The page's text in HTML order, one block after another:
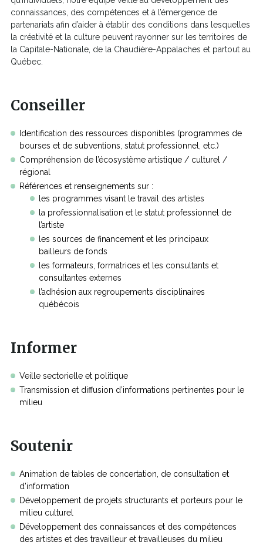
connaissances, des compétences et à l’émergence de
partenariats afin d’aider à établir des conditions dans lesquelles
la créativité et la culture peuvent rayonner sur les territoires de
la Capitale-Nationale, de la Chaudière-Appalaches et partout au
Québec.
Conseiller
Identification des ressources disponibles (programmes de
bourses et de subventions, statut professionnel, etc.)
Compréhension de l’écosystème artistique / culturel /
régional
Références et renseignements sur :
les programmes visant le travail des artistes
la professionnalisation et le statut professionnel de
l’artiste
les sources de financement et les principaux
bailleurs de fonds
les formateurs, formatrices et les consultants et
consultantes externes
l’adhésion aux regroupements disciplinaires
québécois
Informer
Veille sectorielle et politique
Transmission et diffusion d’informations pertinentes pour le
milieu
Soutenir
Animation de tables de concertation, de consultation et
d’information
Développement de projets structurants et porteurs pour le
milieu culturel
Développement des connaissances et des compétences
des artistes et des travailleur et travailleuses du milieu